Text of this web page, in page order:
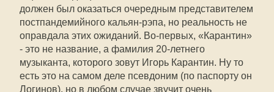
должен был оказаться очередным представителем
постпандемийного кальян-рэпа, но реальность не
оправдала этих ожиданий. Во-первых, «Карантин»
- это не название, а фамилия 20-летнего
музыканта, которого зовут Игорь Карантин. Ну то
есть это на самом деле псевдоним (по паспорту он
Логинов), но в любом случае звучит очень